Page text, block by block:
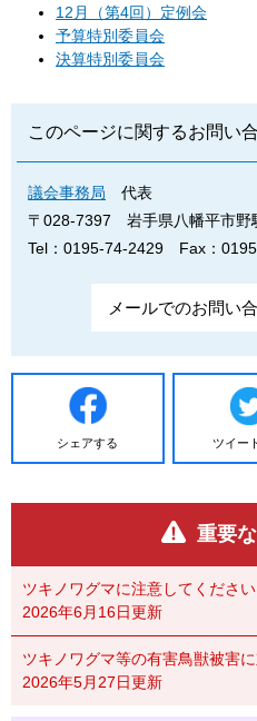
12月（第4回）定例会
予算特別委員会
決算特別委員会
このページに関するお問い
議会事務局
代表
〒028-7397
岩手県八幡平市野
Tel：0195-74-2429
Fax：
メールでのお問い
シェアする ツイー
重要
ツキノワグマに注意してください
2026年6月16日更新
ツキノワグマ等の有害鳥獣被害
2026年5月27日更新